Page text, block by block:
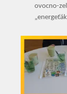
ovocno-